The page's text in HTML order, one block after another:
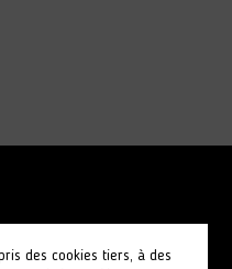
des cookies tiers, à des